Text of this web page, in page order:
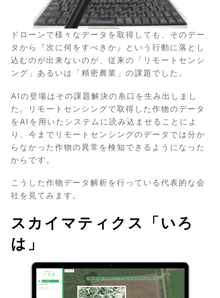
ドローンで様々なデータを取得しても、そのデー
タから『次に何をすべきか』という行動に落とし
込むのが出来ないのが、従来の「リモートセンシ
ング」あるいは「精密農業」の課題でした。
AIの登場はその課題解決の糸口を生み出しまし
た。リモートセンシングで取得した作物のデータ
をAIを用いたシステムに読み込ませることによ
り、今までリモートセンシングのデータでは分か
らなかった作物の異常を検知できるようになった
からです。
こうした作物データ解析を行っている代表的な会
社を見てみます。
スカイマティクス「いろ
は」